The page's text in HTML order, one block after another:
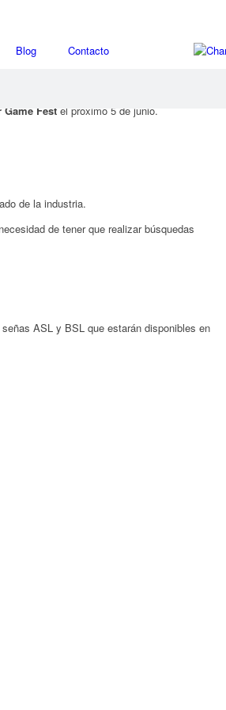
Blog Contacto
Fest el próximo 5 de junio.
de la industria.
de tener que realizar búsquedas
ASL y BSL que estarán disponibles en